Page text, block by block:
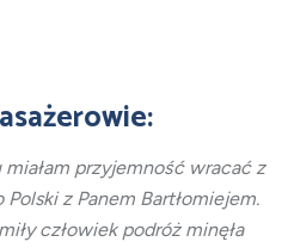
przyjemność wracać z
z Panem Bartłomiejem.
człowiek podróż minęła